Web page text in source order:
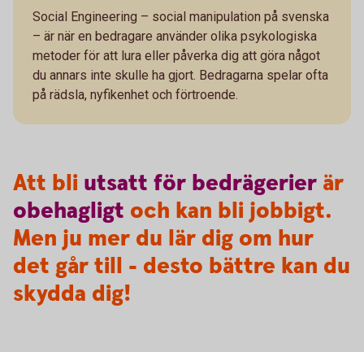
Social Engineering – social manipulation på svenska
– är när en bedragare använder olika psykologiska
metoder för att lura eller påverka dig att göra något
du annars inte skulle ha gjort. Bedragarna spelar ofta
på rädsla, nyfikenhet och förtroende.
Att bli utsatt för bedrägerier är
obehagligt och kan bli jobbigt.
Men ju mer du lär dig om hur
det går till - desto bättre kan du
skydda dig!